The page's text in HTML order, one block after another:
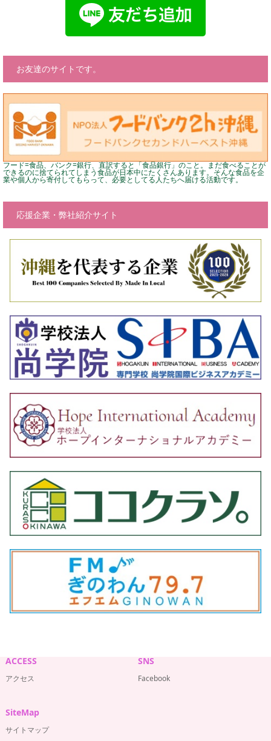
お友達のサイトです。
フード=食品、バンク=銀行、直訳すると「食品銀行」のこと。まだ食べることが
できるのに捨てられてしまう食品が日本中にたくさんあります。そんな食品を企
業や個人から寄付してもらって、必要としてる人たちへ届ける活動です。
応援企業・弊社紹介サイト
ACCESS
アクセス
SNS
Facebook
SiteMap
サイトマップ